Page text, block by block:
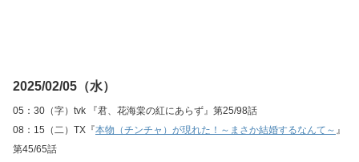
2025/02/05（水）
05：30（字）tvk 『君、花海棠の紅にあらず』第25/98話
08：15（二）TX『本物（チンチャ）が現れた！～まさか結婚するなんて～ 』
第45/65話